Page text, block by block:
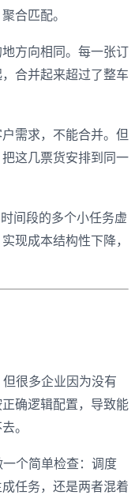
合匹配。
方向相同。每一张订
合并起来超过了整车
需求，不能合并。但
这几票货安排到同一
间段的多个小任务虚
现成本结构性下降，
很多企业因为没有
确逻辑配置，导致能
。
个简单检查：调度
任务，还是两者混着